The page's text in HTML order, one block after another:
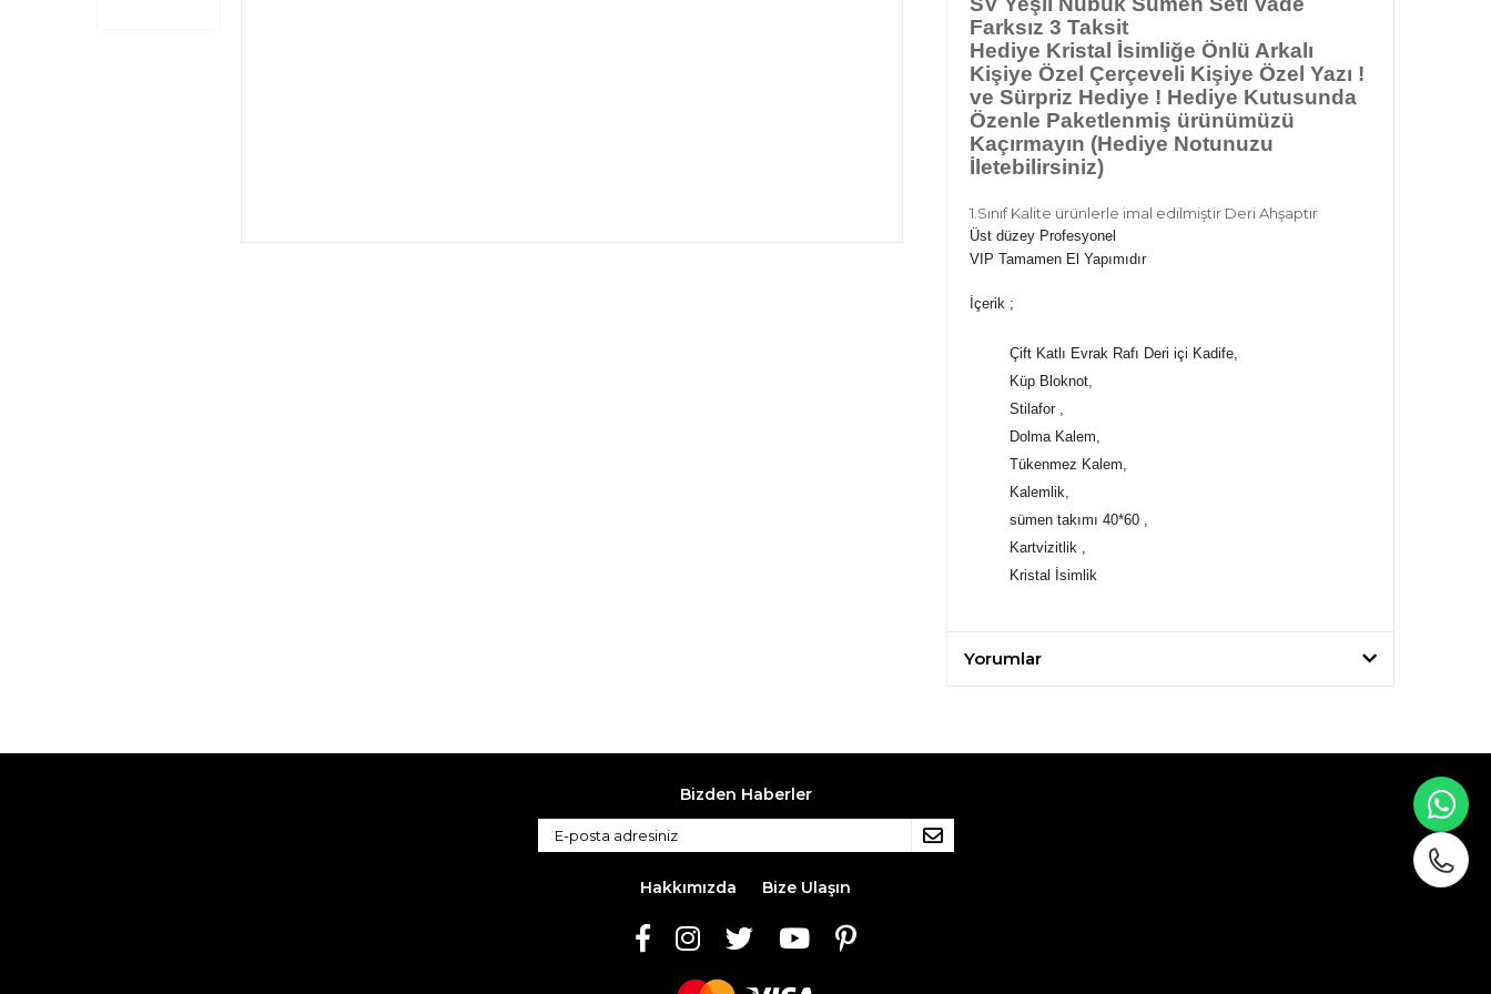
Farksız 3 Taksit
Hediye Kristal İsimliğe Önlü Arkalı
Kişiye Özel Çerçeveli Kişiye Özel Yazı !
ve Sürpriz Hediye ! Hediye Kutusunda
Özenle Paketlenmiş ürünümüzü
Kaçırmayın (Hediye Notunuzu
İletebilirsiniz)
1.Sınıf Kalite ürünlerle imal edilmiştir Deri Ahşaptır
Üst düzey Profesyonel
VIP Tamamen El Yapımıdır
İçerik ;
Çift Katlı Evrak Rafı Deri içi Kadife,
Küp Bloknot,
Stilafor ,
Dolma Kalem,
Tükenmez Kalem,
Kalemlik,
sümen takımı 40*60 ,
Kartvizitlik ,
Kristal İsimlik
Yorumlar
Bizden Haberler
Hakkımızda Bize Ulaşın